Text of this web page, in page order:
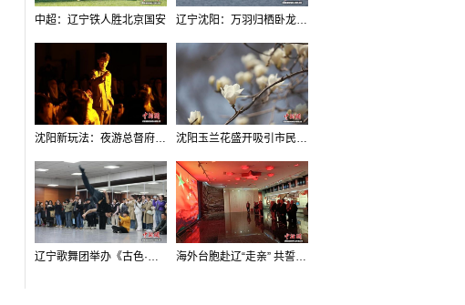
中超：辽宁铁人胜北京国安 辽宁沈阳：万羽归栖卧龙湖看群鸟齐飞
沈阳新玩法：夜游总督府，当一回“赴宴者” 沈阳玉兰花盛开吸引市民打卡
辽宁歌舞团举办《古色·国宝辽宁》排练开放日活动 海外台胞赴辽“走亲” 共誓“和平初心”